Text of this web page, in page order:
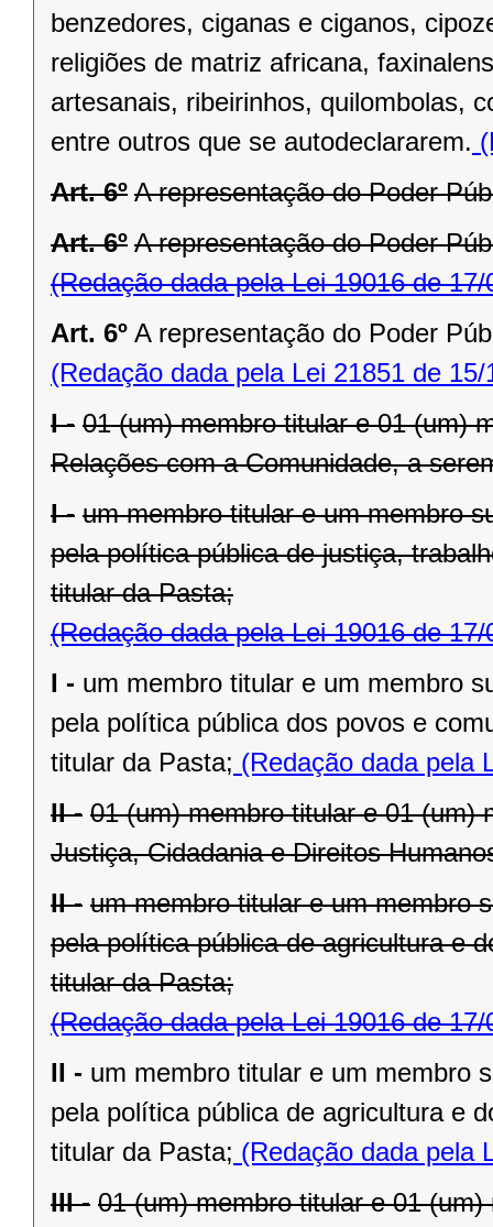
benzedores, ciganas e ciganos,
religiões de matriz africana,
artesanais, ribeirinhos, quilombolas,
entre outros que se autodeclararem.
Art. 6º A representação do Poder
Art. 6º A representação do Poder
(Redação dada pela Lei 19016 de 17/
Art. 6º A representação do Poder
(Redação dada pela Lei 21851 de 15/
I - 01 (um) membro titular e 01 (um)
Relações com a Comunidade, a
I - um membro titular e um membro
pela política pública de justiça,
titular da Pasta;
(Redação dada pela Lei 19016 de 17/
I - um membro titular e um membro
pela política pública dos povos e
titular da Pasta; (Redação dada pela
II - 01 (um) membro titular e 01 (um)
Justiça, Cidadania e Direitos
II - um membro titular e um membro
pela política pública de agricultura e
titular da Pasta;
(Redação dada pela Lei 19016 de 17/
II - um membro titular e um membro
pela política pública de agricultura e
titular da Pasta; (Redação dada pela
III - 01 (um) membro titular e 01